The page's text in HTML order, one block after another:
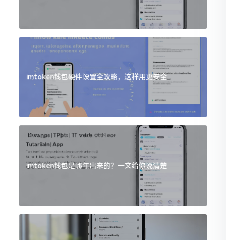
imtoken钱包硬件设置全攻略，这样用更安全
imtoken钱包是哪年出来的？一文给你说清楚